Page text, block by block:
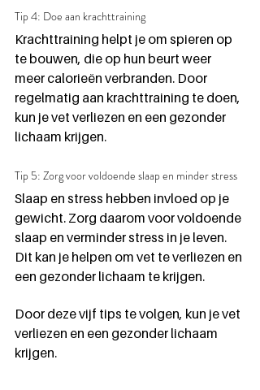
Tip 4: Doe aan krachttraining
Krachttraining helpt je om spieren op
te bouwen, die op hun beurt weer
meer calorieën verbranden. Door
regelmatig aan krachttraining te doen,
kun je vet verliezen en een gezonder
lichaam krijgen.
Tip 5: Zorg voor voldoende slaap en minder stress
Slaap en stress hebben invloed op je
gewicht. Zorg daarom voor voldoende
slaap en verminder stress in je leven.
Dit kan je helpen om vet te verliezen en
een gezonder lichaam te krijgen.
Door deze vijf tips te volgen, kun je vet
verliezen en een gezonder lichaam
krijgen.